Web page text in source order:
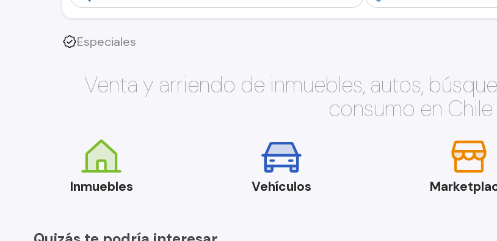
Especiales
Venta y arriendo de inmuebles, autos,
consumo en Chile
Inmuebles Vehículos